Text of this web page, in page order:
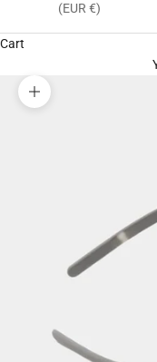
(EUR €)
Cart
Zoom picture